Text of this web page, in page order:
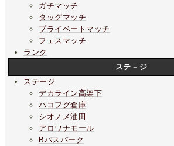
ガチマッチ
タッグマッチ
プライベートマッチ
フェスマッチ
ランク
ステ－ジ
ステージ
デカライン高架下
ハコフグ倉庫
シオノメ油田
アロワナモール
Bバスパーク